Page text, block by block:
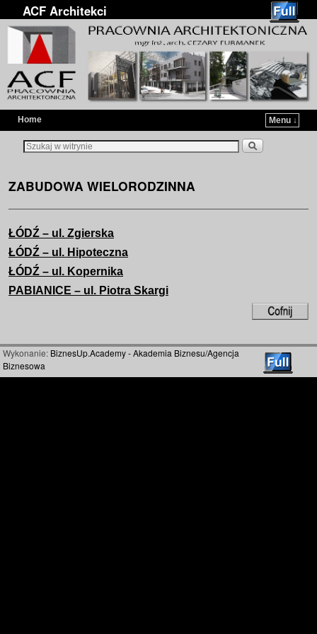
ACF Architekci
Home
Menu ↓
ZABUDOWA WIELORODZINNA
ŁÓDŹ – ul. Zgierska
ŁÓDŹ – ul. Hipoteczna
ŁÓDŹ – ul. Kopernika
PABIANICE – ul. Piotra Skargi
Wykonanie: BiznesUp.Academy - Akademia Biznesu/Agencja
Biznesowa